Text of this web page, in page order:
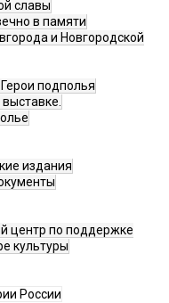
славы
в памяти
и Новгородской
подполья
издания
центр по поддержке
культуры
России